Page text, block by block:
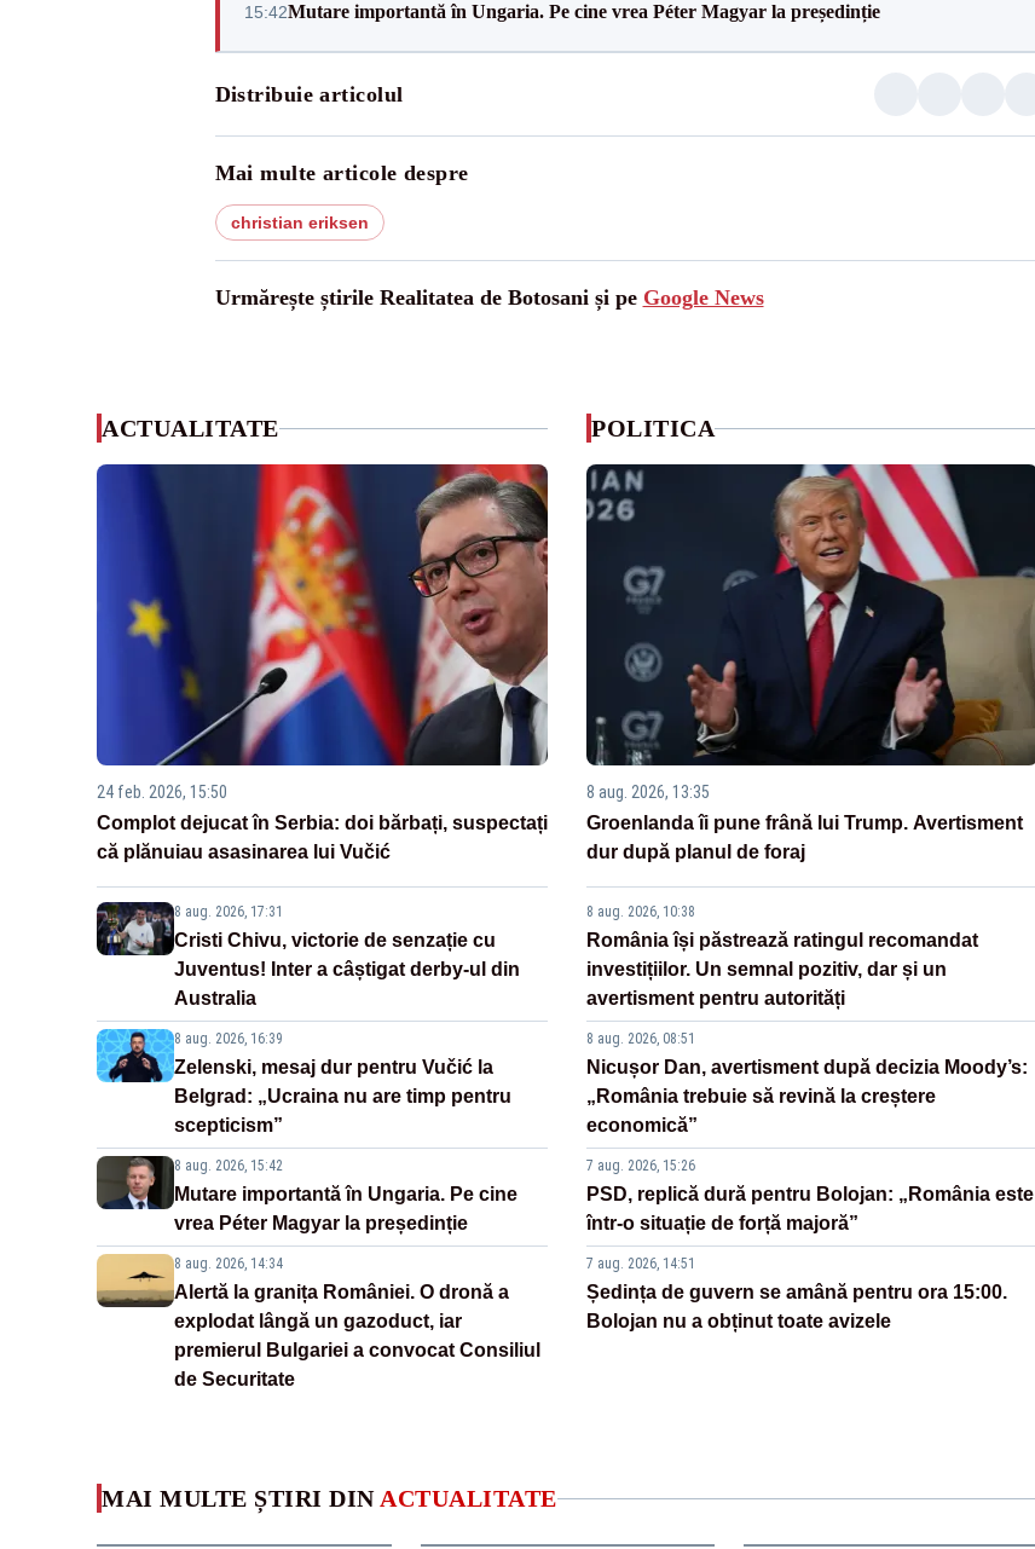
15:42Mutare importantă în Ungaria. Pe cine vrea Péter Magyar la președinție
Distribuie articolul
Mai multe articole despre
christian eriksen
Urmărește știrile Realitatea de Botosani și pe Google News
ACTUALITATE
24 feb. 2026, 15:50
Complot dejucat în Serbia: doi bărbați, suspectați
că plănuiau asasinarea lui Vučić
8 aug. 2026, 17:31
Cristi Chivu, victorie de senzație cu
Juventus! Inter a câștigat derby-ul din
Australia
8 aug. 2026, 16:39
Zelenski, mesaj dur pentru Vučić la
Belgrad: „Ucraina nu are timp pentru
scepticism”
8 aug. 2026, 15:42
Mutare importantă în Ungaria. Pe cine
vrea Péter Magyar la președinție
8 aug. 2026, 14:34
Alertă la granița României. O dronă a
explodat lângă un gazoduct, iar
premierul Bulgariei a convocat Consiliul
de Securitate
POLITICA
8 aug. 2026, 13:35
Groenlanda îi pune frână lui Trump. Avertisment
dur după planul de foraj
8 aug. 2026, 10:38
România își păstrează ratingul recomandat
investițiilor. Un semnal pozitiv, dar și un
avertisment pentru autorități
8 aug. 2026, 08:51
Nicușor Dan, avertisment după decizia Moody’s:
„România trebuie să revină la creștere
economică”
7 aug. 2026, 15:26
PSD, replică dură pentru Bolojan: „România este
într-o situație de forță majoră”
7 aug. 2026, 14:51
Ședința de guvern se amână pentru ora 15:00.
Bolojan nu a obținut toate avizele
MAI MULTE ȘTIRI DIN ACTUALITATE